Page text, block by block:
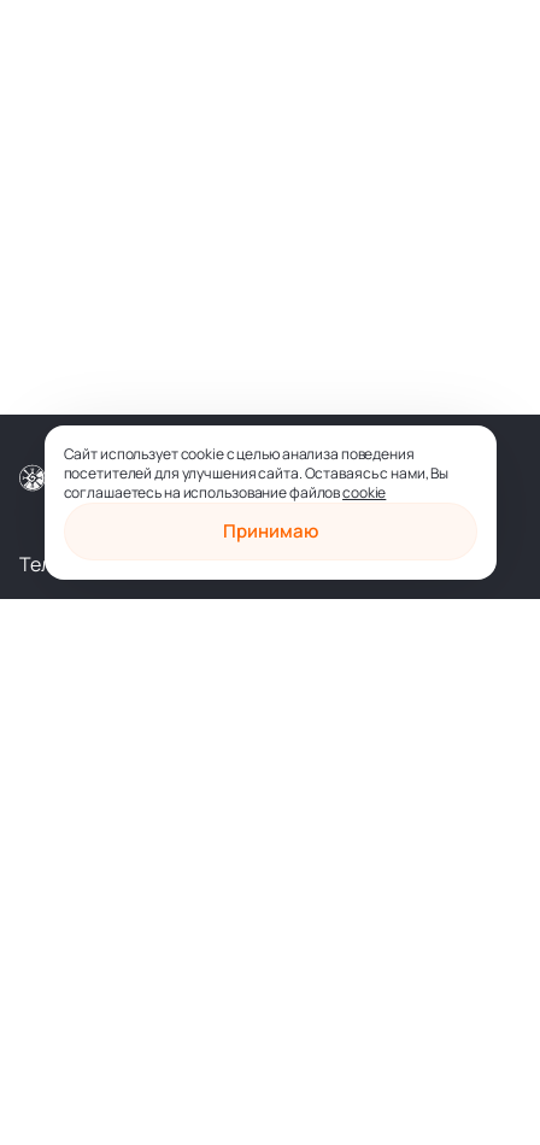
© ООО «СОФИЯ-МЕДИА», 2026
Телеграм Вконтакте
Сайт использует cookie с целью анализа поведения
посетителей для улучшения сайта. Оставаясь с нами, Вы
соглашаетесь на использование файловcookie
Принимаю